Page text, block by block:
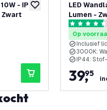
toevoegen aan
- IP44
Zwart
openen
LED
Lumen -
4.5 score
Op
Inclusief
3000K:
IP44:
39,
95